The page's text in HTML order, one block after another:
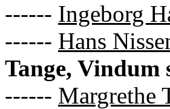
------ Ingeborg
------ Hans
Tange, Vindum
------ Margrethe